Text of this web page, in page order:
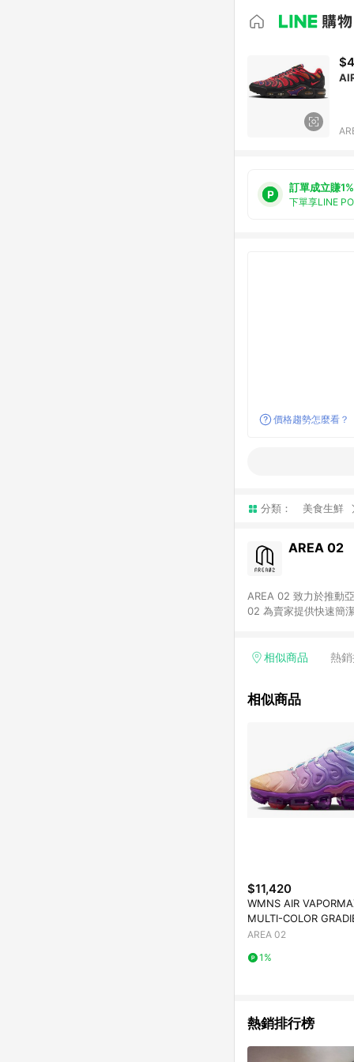
訂單成立賺1%
下單享LINE
價格趨勢怎麼看？
分類： 美食生鮮
AREA 02
AREA 02 致力於推動
02 為賣家提供快速簡
相似商品 熱
相似商品
$11,420
WMNS AIR
MULTI-COLOR
AREA 02
1%
熱銷排行榜